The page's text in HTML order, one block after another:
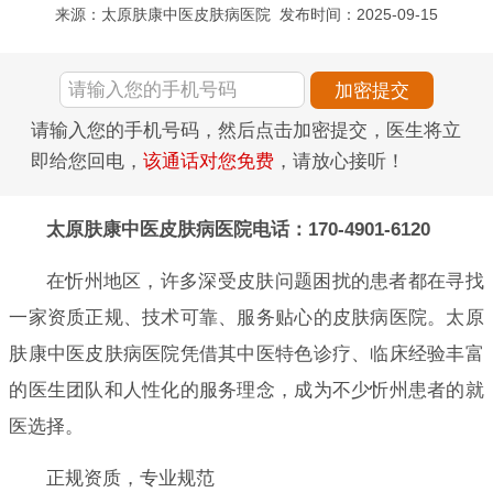
来源：太原肤康中医皮肤病医院 发布时间：2025-09-15
请输入您的手机号码，然后点击加密提交，医生将立
即给您回电， 该通话对您免费 ，请放心接听！
太原肤康中医皮肤病医院电话：170-4901-6120
在忻州地区，许多深受皮肤问题困扰的患者都在寻找
一家资质正规、技术可靠、服务贴心的皮肤病医院。太原
肤康中医皮肤病医院凭借其中医特色诊疗、临床经验丰富
的医生团队和人性化的服务理念，成为不少忻州患者的就
医选择。
正规资质，专业规范